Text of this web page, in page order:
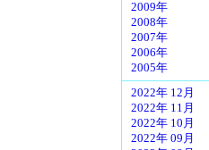
2009年
2008年
2007年
2006年
2005年
2022年 12月
2022年 11月
2022年 10月
2022年 09月